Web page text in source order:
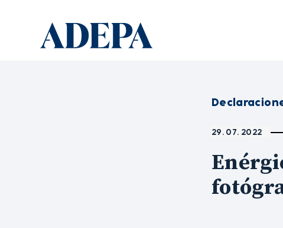
29. 07. 2022